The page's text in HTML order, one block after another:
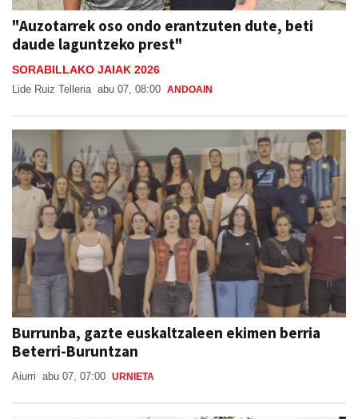
"Auzotarrek oso ondo erantzuten dute, beti
daude laguntzeko prest"
SORABILLAKO JAIAK 2026
Lide Ruiz Telleria abu 07, 08:00 ANDOAIN
Burrunba, gazte euskaltzaleen ekimen berria
Beterri-Buruntzan
Aiurri abu 07, 07:00 URNIETA